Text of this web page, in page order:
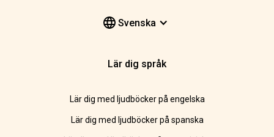
Svenska
Lär dig språk
Lär dig med ljudböcker på engelska
Lär dig med ljudböcker på spanska